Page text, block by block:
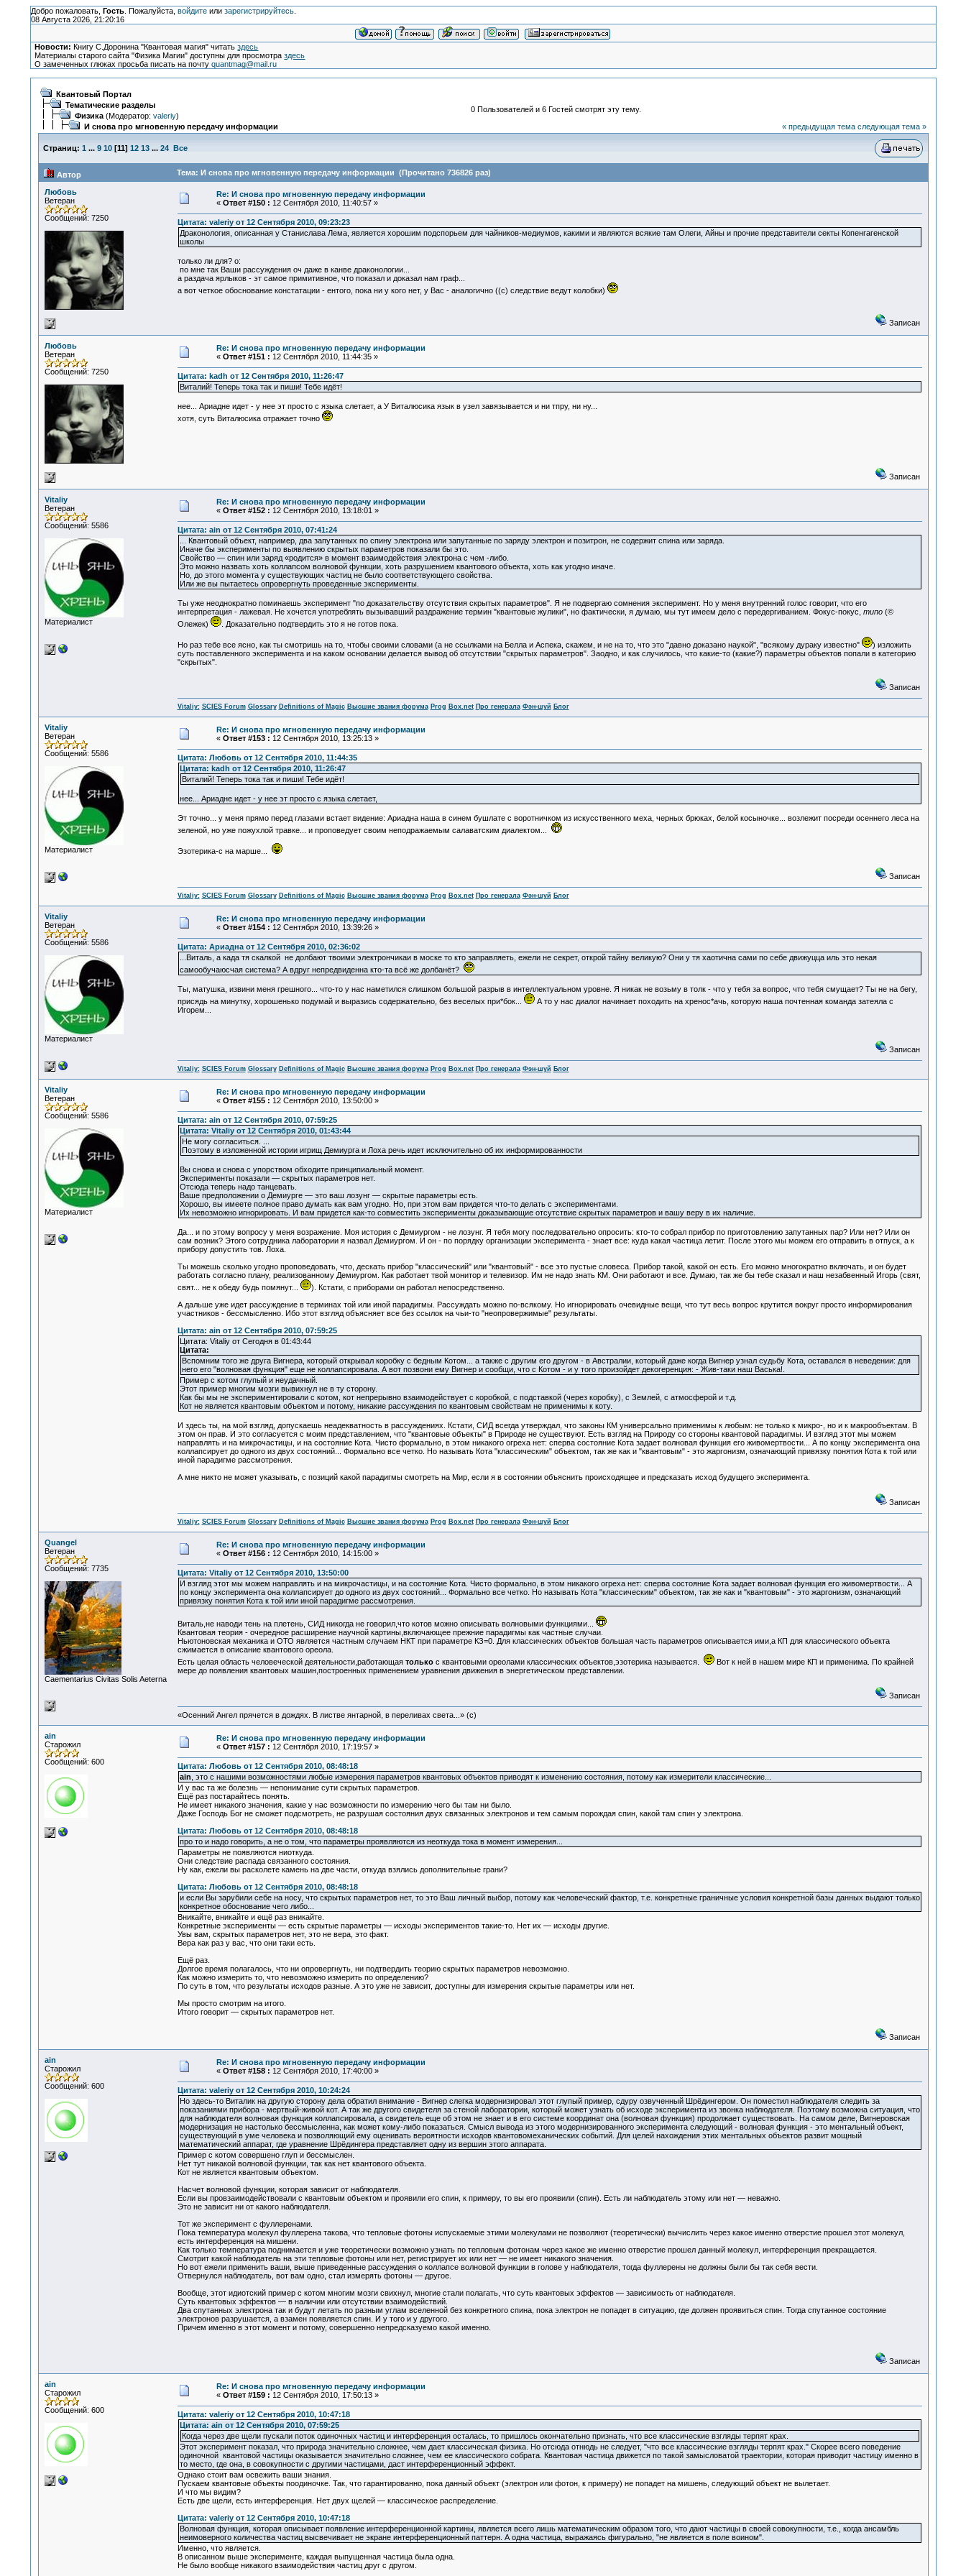
Добро пожаловать, Гость. Пожалуйста, войдитеили зарегистрируйтесь.
08 Августа 2026, 21:20:16
Новости: Книгу С.Доронина "Квантовая магия" читатьздесь
Материалы старого сайта "Физика Магии" доступны для просмотраздесь
О замеченных глюках просьба писать на почтуquantmag@mail.ru
Квантовый Портал
Тематические разделы
Физика(Модератор: valeriy)
И снова про мгновенную передачу информации
0 Пользователей и 6 Гостей смотрят эту тему.
« предыдущая тема следующая тема »
Страниц: 1 ... 9 10[11] 12 13 ... 24 Все
Автор Тема: И снова про мгновенную передачу информации (Прочитано 736826 раз)
Любовь
Ветеран
Сообщений: 7250
Re: И снова про мгновенную передачу информации
« Ответ #150 : 12 Сентября 2010, 11:40:57 »
Цитата: valeriy от 12 Сентября 2010, 09:23:23
Драконология, описанная у Станислава Лема, является хорошим подспорьем для чайников-медиумов, какими и являются всякие там Олеги, Айны и прочие представители секты Копенгагенской
школы
только ли для? o:
по мне так Ваши рассуждения оч даже в канве драконологии...
а раздача ярлыков - эт самое примитивное, что показал и доказал нам граф...
а вот четкое обоснование констатации - ентого, пока ни у кого нет, у Вас - аналогично ((с) следствие ведут колобки)
Записан
Любовь
Ветеран
Сообщений: 7250
Re: И снова про мгновенную передачу информации
« Ответ #151 : 12 Сентября 2010, 11:44:35 »
Цитата: kadh от 12 Сентября 2010, 11:26:47
Виталий! Теперь тока так и пиши! Тебе идёт!
нее... Ариадне идет - у нее эт просто с языка слетает, а У Виталюсика язык в узел завязывается и ни тпру, ни ну...
хотя, суть Виталюсика отражает точно
Записан
Vitaliy
Ветеран
Сообщений: 5586
Материалист
Re: И снова про мгновенную передачу информации
« Ответ #152 : 12 Сентября 2010, 13:18:01 »
Цитата: ain от 12 Сентября 2010, 07:41:24
... Квантовый объект, например, два запутанных по спину электрона или запутанные по заряду электрон и позитрон, не содержит спина или заряда.
Иначе бы эксперименты по выявлению скрытых параметров показали бы это.
Свойство — спин или заряд «родится» в момент взаимодействия электрона с чем -либо.
Это можно назвать хоть коллапсом волновой функции, хоть разрушением квантового объекта, хоть как угодно иначе.
Но, до этого момента у существующих частиц не было соответствующего свойства.
Или же вы пытаетесь опровергнуть проведенные эксперименты.
Ты уже неоднократно поминаешь эксперимент "по доказательству отсутствия скрытых параметров". Я не подвергаю сомнения эксперимент. Но у меня внутренний голос говорит, что его
интерпретация - лажевая. Не хочется употреблять вызывавший раздражение термин "квантовые жулики", но фактически, я думаю, мы тут имеем дело с передергиванием. Фокус-покус, типо(©
Олежек)
. Доказательно подтвердить это я не готов пока.
Но раз тебе все ясно, как ты смотришь на то, чтобы своими словами (а не ссылками на Белла и Аспека, скажем, и не на то, что это "давно доказано наукой", "всякому дураку известно"
) изложить
суть поставленного эксперимента и на каком основании делается вывод об отсутствии "скрытых параметров". Заодно, и как случилось, что какие-то (какие?) параметры объектов попали в категорию
"скрытых".
Записан
Vitaliy: SCIES Forum Glossary Definitions of Magic Высшие звания форума Prog Box.net Про генерала Фэн-шуй Блог
Vitaliy
Ветеран
Сообщений: 5586
Материалист
Re: И снова про мгновенную передачу информации
« Ответ #153 : 12 Сентября 2010, 13:25:13 »
Цитата: Любовь от 12 Сентября 2010, 11:44:35
Цитата: kadh от 12 Сентября 2010, 11:26:47
Виталий! Теперь тока так и пиши! Тебе идёт!
нее... Ариадне идет - у нее эт просто с языка слетает,
Эт точно... у меня прямо перед глазами встает видение: Ариадна наша в синем бушлате с воротничком из искусственного меха, черных брюках, белой косыночке... возлежит посреди осеннего леса на
зеленой, но уже пожухлой травке... и проповедует своим неподражаемым салаватским диалектом...
Эзотерика-с на марше...
Записан
Vitaliy: SCIES Forum Glossary Definitions of Magic Высшие звания форума Prog Box.net Про генерала Фэн-шуй Блог
Vitaliy
Ветеран
Сообщений: 5586
Материалист
Re: И снова про мгновенную передачу информации
« Ответ #154 : 12 Сентября 2010, 13:39:26 »
Цитата: Ариадна от 12 Сентября 2010, 02:36:02
...Виталь, а када тя скалкой не долбают твоими электрончикаи в моске то кто заправляеть, ежели не секрет, открой тайну великую? Они у тя хаотична сами по себе движуцца иль это некая
самообучаюсчая система? А вдруг непредвиденна кто-та всё же долбанёт?
Ты, матушка, извини меня грешного... что-то у нас наметился слишком большой разрыв в интеллектуальном уровне. Я никак не возьму в толк - что у тебя за вопрос, что тебя смущает? Ты не на бегу,
присядь на минутку, хорошенько подумай и выразись содержательно, без веселых при*бок...
А то у нас диалог начинает походить на хренос*ачь, которую наша почтенная команда затеяла с
Игорем...
Записан
Vitaliy: SCIES Forum Glossary Definitions of Magic Высшие звания форума Prog Box.net Про генерала Фэн-шуй Блог
Vitaliy
Ветеран
Сообщений: 5586
Материалист
Re: И снова про мгновенную передачу информации
« Ответ #155 : 12 Сентября 2010, 13:50:00 »
Цитата: ain от 12 Сентября 2010, 07:59:25
Цитата: Vitaliy от 12 Сентября 2010, 01:43:44
Не могу согласиться. ...
Поэтому в изложенной истории игрищ Демиурга и Лоха речь идет исключительно об их информированности
Вы снова и снова с упорством обходите принципиальный момент.
Эксперименты показали — скрытых параметров нет.
Отсюда теперь надо танцевать.
Ваше предположении о Демиурге — это ваш лозунг — скрытые параметры есть.
Хорошо, вы имеете полное право думать как вам угодно. Но, при этом вам придется что-то делать с экспериментами.
Их невозможно игнорировать. И вам придется как-то совместить эксперименты доказывающие отсутствие скрытых параметров и вашу веру в их наличие.
Да... и по этому вопросу у меня возражение. Моя история с Демиургом - не лозунг. Я тебя могу последовательно опросить: кто-то собрал прибор по приготовлению запутанных пар? Или нет? Или он
сам возник? Этого сотрудника лаборатории я назвал Демиургом. И он - по порядку организации эксперимента - знает все: куда какая частица летит. После этого мы можем его отправить в отпуск, а к
прибору допустить тов. Лоха.
Ты можешь сколько угодно проповедовать, что, дескать прибор "классический" или "квантовый" - все это пустые словеса. Прибор такой, какой он есть. Его можно многократно включать, и он будет
работать согласно плану, реализованному Демиургом. Как работает твой монитор и телевизор. Им не надо знать КМ. Они работают и все. Думаю, так же бы тебе сказал и наш незабвенный Игорь (свят,
свят... не к обеду будь помянут...
). Кстати, с приборами он работал непосредственно.
А дальше уже идет рассуждение в терминах той или иной парадигмы. Рассуждать можно по-всякому. Но игнорировать очевидные вещи, что тут весь вопрос крутится вокруг просто информирования
участников - бессмысленно. Ибо этот взгляд объясняет все без ссылок на чьи-то "неопровержимые" результаты.
Цитата: ain от 12 Сентября 2010, 07:59:25
Цитата: Vitaliy от Сегодня в 01:43:44
Цитата:
Вспомним того же друга Вигнера, который открывал коробку с бедным Котом... а также с другим его другом - в Австралии, который даже когда Вигнер узнал судьбу Кота, оставался в неведении: для
него его "волновая функция" еще не коллапсировала. А вот позвони ему Вигнер и сообщи, что с Котом - и у того произойдет декогеренция: - Жив-таки наш Васька!.
Пример с котом глупый и неудачный.
Этот пример многим мозги вывихнул не в ту сторону.
Как бы мы не экспериментировали с котом, кот непрерывно взаимодействует с коробкой, с подставкой (через коробку), с Землей, с атмосферой и т.д.
Кот не является квантовым объектом и потому, никакие рассуждения по квантовым свойствам не применимы к коту.
И здесь ты, на мой взгляд, допускаешь неадекватность в рассуждениях. Кстати, СИД всегда утверждал, что законы КМ универсально применимы к любым: не только к микро-, но и к макрообъектам. В
этом он прав. И это согласуется с моим представлением, что "квантовые объекты" в Природе не существуют. Есть взгляд на Природу со стороны квантовой парадигмы. И взгляд этот мы можем
направлять и на микрочастицы, и на состояние Кота. Чисто формально, в этом никакого огреха нет: сперва состояние Кота задает волновая функция его живомертвости... А по концу эксперимента она
коллапсирует до одного из двух состояний... Формально все четко. Но называть Кота "классическим" объектом, так же как и "квантовым" - это жаргонизм, означающий привязку понятия Кота к той или
иной парадигме рассмотрения.
А мне никто не может указывать, с позиций какой парадигмы смотреть на Мир, если я в состоянии объяснить происходящее и предсказать исход будущего эксперимента.
Записан
Vitaliy: SCIES Forum Glossary Definitions of Magic Высшие звания форума Prog Box.net Про генерала Фэн-шуй Блог
Quangel
Ветеран
Сообщений: 7735
Сaementarius Civitas Solis Aeterna
Re: И снова про мгновенную передачу информации
« Ответ #156 : 12 Сентября 2010, 14:15:00 »
Цитата: Vitaliy от 12 Сентября 2010, 13:50:00
И взгляд этот мы можем направлять и на микрочастицы, и на состояние Кота. Чисто формально, в этом никакого огреха нет: сперва состояние Кота задает волновая функция его живомертвости... А
по концу эксперимента она коллапсирует до одного из двух состояний... Формально все четко. Но называть Кота "классическим" объектом, так же как и "квантовым" - это жаргонизм, означающий
привязку понятия Кота к той или иной парадигме рассмотрения.
Виталь,не наводи тень на плетень, СИД никогда не говорил,что котов можно описывать волновыми функциями...
Квантовая теория - очередное расширение научной картины,включающее прежние парадигмы как частные случаи.
Ньютоновская механика и ОТО является частным случаем НКТ при параметре КЗ=0. Для классических объектов большая часть параметров описывается ими,а КП для классического объекта
сжимается в описание квантового ореола.
Есть целая область человеческой деятельности,работающая толькос квантовыми ореолами классических объектов,эзотерика называется.
Вот к ней в нашем мире КП и применима. По крайней
мере до появления квантовых машин,построенных применением уравнения движения в энергетическом представлении.
Записан
«Осенний Ангел прячется в дождях. В листве янтарной, в переливах света...» (c)
ain
Старожил
Сообщений: 600
Re: И снова про мгновенную передачу информации
« Ответ #157 : 12 Сентября 2010, 17:19:57 »
Цитата: Любовь от 12 Сентября 2010, 08:48:18
ain , это с нашими возможностями любые измерения параметров квантовых объектов приводят к изменению состояния, потому как измерители классические...
И у вас та же болезнь — непонимание сути скрытых параметров.
Ещё раз постарайтесь понять.
Не имеет никакого значения, какие у нас возможности по измерению чего бы там ни было.
Даже Господь Бог не сможет подсмотреть, не разрушая состояния двух связанных электронов и тем самым порождая спин, какой там спин у электрона.
Цитата: Любовь от 12 Сентября 2010, 08:48:18
про то и надо говорить, а не о том, что параметры проявляются из неоткуда тока в момент измерения...
Параметры не появляются ниоткуда.
Они следствие распада связанного состояния.
Ну как, ежели вы расколете камень на две части, откуда взялись дополнительные грани?
Цитата: Любовь от 12 Сентября 2010, 08:48:18
и если Вы зарубили себе на носу, что скрытых параметров нет, то это Ваш личный выбор, потому как человеческий фактор, т.е. конкретные граничные условия конкретной базы данных выдают только
конкретное обоснование чего либо...
Вникайте, вникайте и ещё раз вникайте.
Конкретные эксперименты — есть скрытые параметры — исходы экспериментов такие-то. Нет их — исходы другие.
Увы вам, скрытых параметров нет, это не вера, это факт.
Вера как раз у вас, что они таки есть.
Ещё раз.
Долгое время полагалось, что ни опровергнуть, ни подтвердить теорию скрытых параметров невозможно.
Как можно измерить то, что невозможно измерить по определению?
По суть в том, что результаты исходов разные. А это уже не зависит, доступны для измерения скрытые параметры или нет.
Мы просто смотрим на итого.
Итого говорит — скрытых параметров нет.
Записан
ain
Старожил
Сообщений: 600
Re: И снова про мгновенную передачу информации
« Ответ #158 : 12 Сентября 2010, 17:40:00 »
Цитата: valeriy от 12 Сентября 2010, 10:24:24
Но здесь-то Виталик на другую сторону дела обратил внимание - Вигнер слегка модернизировал этот глупый пример, сдуру озвученный Шрёдингером. Он поместил наблюдателя следить за
показаниями прибора - мертвый-живой кот. А так же другого свидетеля за стеной лаборатории, который может узнать об исходе эксперимента из звонка наблюдателя. Поэтому возможна ситуация, что
для наблюдателя волновая функция коллапсировала, а свидетель еще об этом не знает и в его системе координат она (волновая функция) продолжает существовать. На самом деле, Вигнеровская
модернизация не настолько бессмысленна, как может кому-либо показаться. Смысл вывода из этого модернизированного эксперимента следующий - волновая функция - это ментальный объект,
существующий в уме человека и позволяющий ему оценивать вероятности исходов квантовомеханических событий. Для целей нахождения этих ментальных объектов развит мощный
математический аппарат, где уравнение Шрёдингера представляет одну из вершин этого аппарата.
Пример с котом совершено глуп и бессмыслен.
Нет тут никакой волновой функции, так как нет квантового объекта.
Кот не является квантовым объектом.
Насчет волновой функции, которая зависит от наблюдателя.
Если вы провзаимодействовали с квантовым объектом и проявили его спин, к примеру, то вы его проявили (спин). Есть ли наблюдатель этому или нет — неважно.
Это не зависит ни от какого наблюдателя.
Тот же эксперимент с фуллеренами.
Пока температура молекул фуллерена такова, что тепловые фотоны испускаемые этими молекулами не позволяют (теоретически) вычислить через какое именно отверстие прошел этот молекул,
есть интерференция на мишени.
Как только температура поднимается и уже теоретически возможно узнать по тепловым фотонам через какое же именно отверстие прошел данный молекул, интерференция прекращается.
Смотрит какой наблюдатель на эти тепловые фотоны или нет, регистрирует их или нет — не имеет никакого значения.
Но вот ежели применить ваши, выше приведенные рассуждения о коллапсе волновой функции в голове у наблюдателя, тогда фуллерены не должны были бы так себя вести.
Отвернулся наблюдатель, вот вам одно, стал измерять фотоны — другое.
Вообще, этот идиотский пример с котом многим мозги свихнул, многие стали полагать, что суть квантовых эффектов — зависимость от наблюдателя.
Суть квантовых эффектов — в наличии или отсутствии взаимодействий.
Два спутанных электрона так и будут летать по разным углам вселенной без конкретного спина, пока электрон не попадет в ситуацию, где должен проявиться спин. Тогда спутанное состояние
электронов разрушается, а взамен появляется спин. И у того и у другого.
Причем именно в этот момент и потому, совершенно непредсказуемо какой именно.
Записан
ain
Старожил
Сообщений: 600
Re: И снова про мгновенную передачу информации
« Ответ #159 : 12 Сентября 2010, 17:50:13 »
Цитата: valeriy от 12 Сентября 2010, 10:47:18
Цитата: ain от 12 Сентября 2010, 07:59:25
Когда через две щели пускали поток одиночных частиц и интерференция осталась, то пришлось окончательно признать, что все классические взгляды терпят крах.
Этот эксперимент показал, что природа значительно сложнее, чем дает классическая физика. Но отсюда отнюдь не следует, "что все классические взгляды терпят крах." Скорее всего поведение
одиночной квантовой частицы оказывается значительно сложнее, чем ее классического собрата. Квантовая частица движется по такой замысловатой траектории, которая приводит частицу именно в
то место, где она, в совокупности с другими частицами, даст интерференционный эффект.
Однако стоит вам освежить ваши знания.
Пускаем квантовые объекты поодиночке. Так, что гарантированно, пока данный объект (электрон или фотон, к примеру) не попадет на мишень, следующий объект не вылетает.
И что мы видим?
Есть две щели, есть интерференция. Нет двух щелей — классическое распределение.
Цитата: valeriy от 12 Сентября 2010, 10:47:18
Волновая функция, которая описывает появление интерференционной картины, является всего лишь математическим образом того, что дают частицы в своей совокупности, т.е., когда ансамбль
неимоверного количества частиц высвечивает не экране интерференционный паттерн. А одна частица, выражаясь фигурально, "не является в поле воином".
Именно, что является.
В описанном выше эксперименте, каждая выпущенная частица была одна.
Не было вообще никакого взаимодействия частиц друг с другом.